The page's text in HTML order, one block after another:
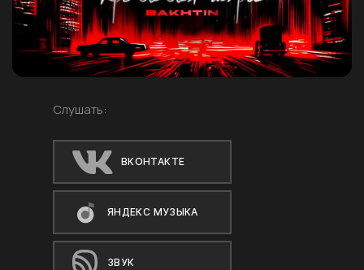
Слушать:
ВКОНТАКТЕ
ЯНДЕКС МУЗЫКА
ЗВУК